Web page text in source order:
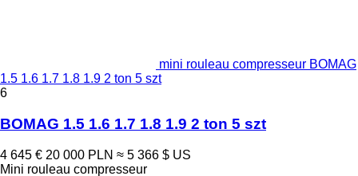
mini rouleau compresseur BOMAG
1.5 1.6 1.7 1.8 1.9 2 ton 5 szt
6
BOMAG 1.5 1.6 1.7 1.8 1.9 2 ton 5 szt
4 645 € 20 000 PLN ≈ 5 366 $ US
Mini rouleau compresseur